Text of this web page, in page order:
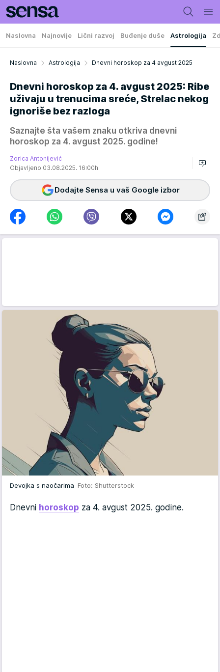
Naslovna Najnovije Lični razvoj Buđenje duše Astrologija
Naslovna Astrologija Dnevni horoskop za 4 avgust 2025
Dnevni horoskop za 4. avgust 2025: Ribe
uživaju u trenucima sreće, Strelac nekog
ignoriše bez razloga
Saznajte šta vašem znaku otkriva dnevni
horoskop za 4. avgust 2025. godine!
Zorica Antonijević
Objavljeno 03.08.2025. 16:00h
Dodajte Sensa u vaš Google izbor
Devojka s naočarima Foto: Shutterstock
Dnevni horoskop za 4. avgust 2025. godine.